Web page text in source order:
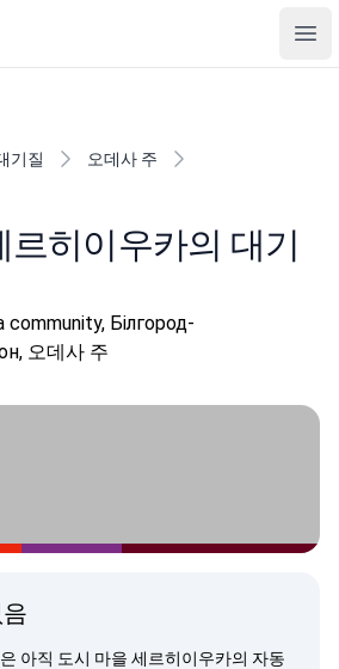
기질
오데사 주
르히이우카의 대기
community, Білгород-
오데사 주
아직 도시 마을 세르히이우카의 자동